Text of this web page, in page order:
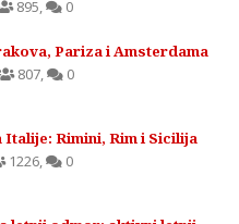
895, 0
Pariza i Amsterdama
807, 0
Rimini, Rim i Sicilija
1226, 0